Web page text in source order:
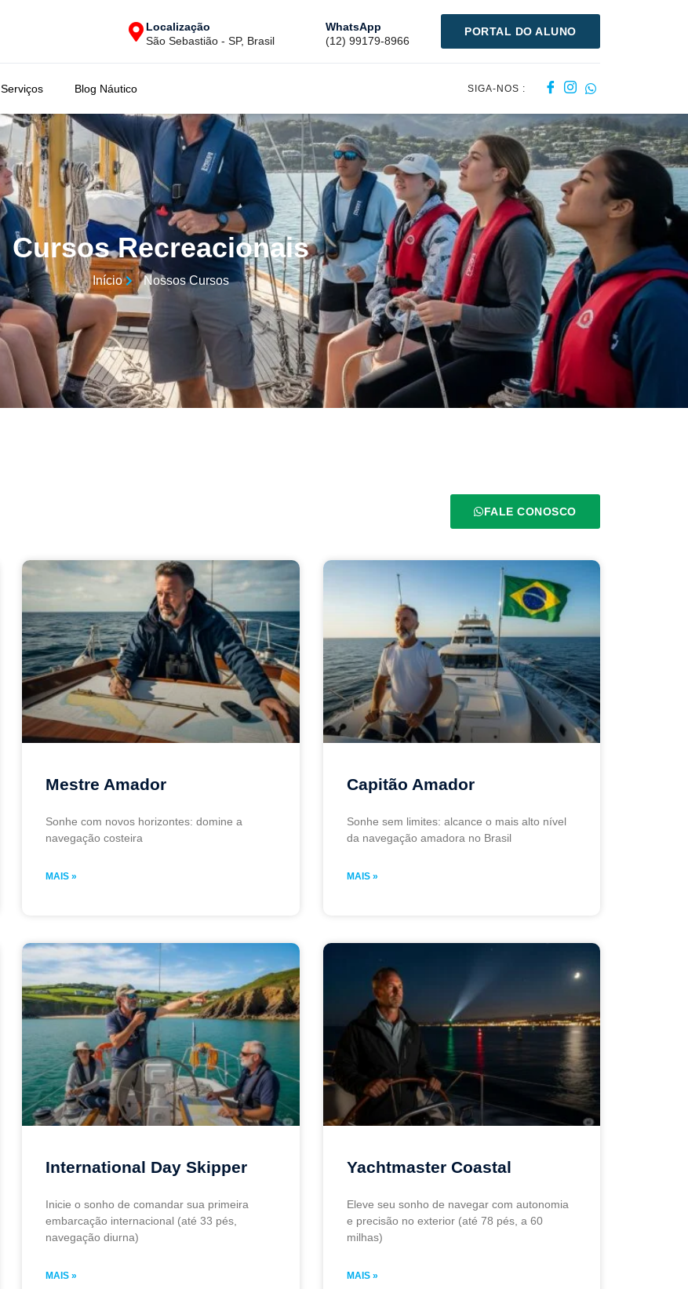
Localização
São Sebastião - SP, Brasil
WhatsApp
(12) 99179-8966
PORTAL DO ALUNO
Serviços Blog Náutico SIGA-NOS :
Cursos Recreacionais
Início Nossos Cursos
FALE CONOSCO
Mestre Amador
Sonhe com novos horizontes: domine a
navegação costeira
MAIS »
Capitão Amador
Sonhe sem limites: alcance o mais alto nível
da navegação amadora no Brasil
MAIS »
International Day Skipper
Inicie o sonho de comandar sua primeira
embarcação internacional (até 33 pés,
navegação diurna)
MAIS »
Yachtmaster Coastal
Eleve seu sonho de navegar com autonomia
e precisão no exterior (até 78 pés, a 60
milhas)
MAIS »